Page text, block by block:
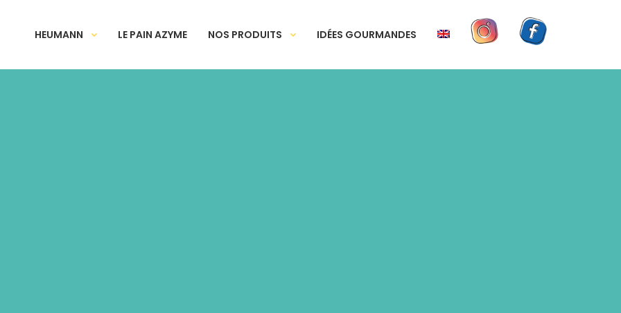
HEUMANN LE PAIN AZYME NOS PRODUITS IDÉES GOURMANDES